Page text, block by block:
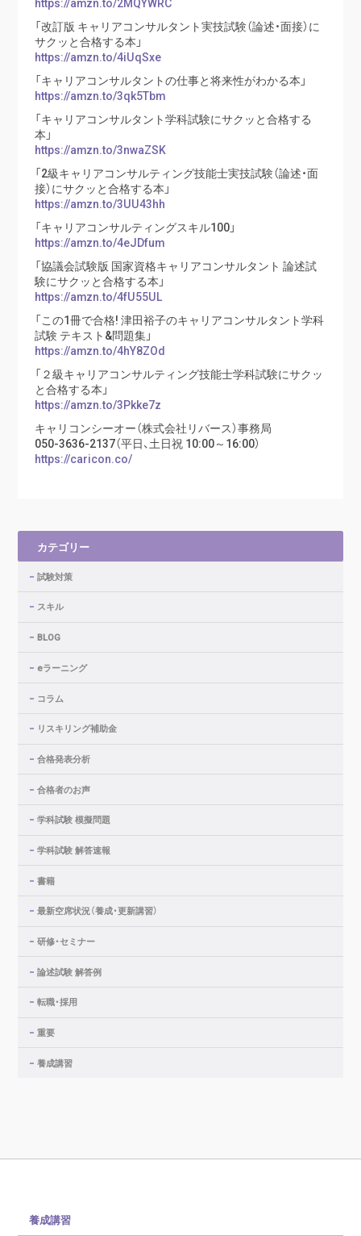
「改訂版 キャリアコンサルタント実技試験（論述・面接）に
サクッと合格する本」
https://amzn.to/4iUqSxe
「キャリアコンサルタントの仕事と将来性がわかる本」
https://amzn.to/3qk5Tbm
「キャリアコンサルタント学科試験にサクッと合格する
本」
https://amzn.to/3nwaZSK
「2級キャリアコンサルティング技能士実技試験（論述・面
接）にサクッと合格する本」
https://amzn.to/3UU43hh
「キャリアコンサルティングスキル100」
https://amzn.to/4eJDfum
「協議会試験版 国家資格キャリアコンサルタント 論述試
験にサクッと合格する本」
https://amzn.to/4fU55UL
「この1冊で合格! 津田裕子のキャリアコンサルタント学科
試験 テキスト&問題集」
https://amzn.to/4hY8ZOd
「２級キャリアコンサルティング技能士学科試験にサクッ
と合格する本」
https://amzn.to/3Pkke7z
キャリコンシーオー（株式会社リバース）事務局
050-3636-2137（平日、土日祝 10:00～16:00）
https://caricon.co/
カテゴリー
試験対策
スキル
BLOG
eラーニング
コラム
リスキリング補助金
合格発表分析
合格者のお声
学科試験 模擬問題
学科試験 解答速報
書籍
最新空席状況（養成・更新講習）
研修・セミナー
論述試験 解答例
転職・採用
重要
養成講習
養成講習